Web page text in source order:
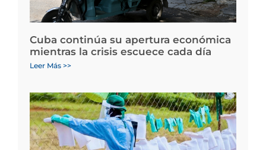
Cuba continúa su apertura económica
mientras la crisis escuece cada día
Leer Más >>